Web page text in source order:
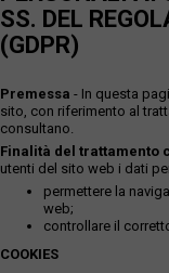
SS. DEL
(GDPR)
Premessa - In questa
sito, con riferimento al
consultano.
Finalità del trattamento
utenti del sito web i dati
permettere la
web;
controllare il
COOKIES